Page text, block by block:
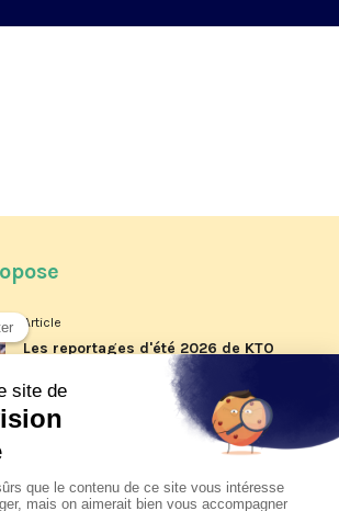
Article
Les reportages d'été 2026 de KTO
Article
La visite pastorale du pape Léon
jeudi 6 août